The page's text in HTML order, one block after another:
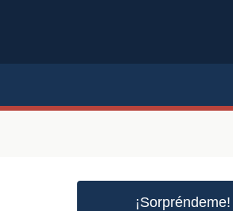
¡Sorpréndeme!